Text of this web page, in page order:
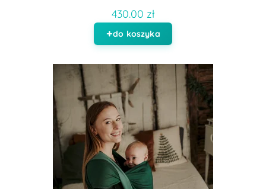
430.00 zł
do koszyka